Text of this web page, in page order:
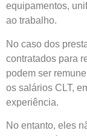
equipamentos,
ao trabalho.
No caso dos
contratados para
podem ser
os salários CLT,
experiência.
No entanto, eles